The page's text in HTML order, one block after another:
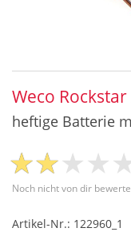
Weco
heftige Batterie
Noch nicht von dir
Artikel-Nr.: 122960_1